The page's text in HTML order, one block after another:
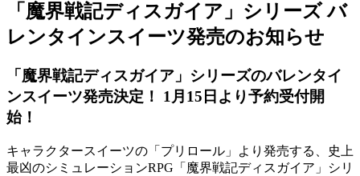
「魔界戦記ディスガイア」シリーズ バ
レンタインスイーツ発売のお知らせ
「魔界戦記ディスガイア」シリーズのバレンタイ
ンスイーツ発売決定！ 1月15日より予約受付開
始！
キャラクタースイーツの「プリロール」より発売する、史上
最凶のシミュレーションRPG「魔界戦記ディスガイア」シリ